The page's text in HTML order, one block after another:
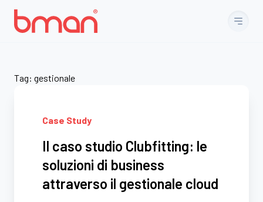
Tag: gestionale
Case Study
Il caso studio Clubfitting: le
soluzioni di business
attraverso il gestionale cloud